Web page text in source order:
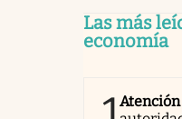
Las más
economía
Atención